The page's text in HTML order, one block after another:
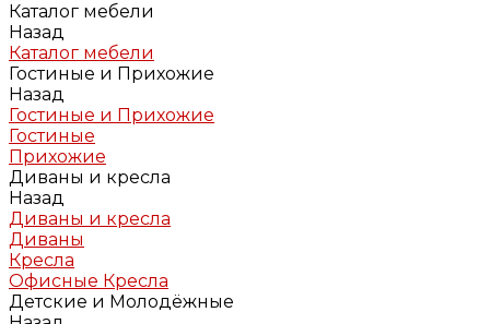
Каталог мебели
Назад
Каталог мебели
Гостиные и Прихожие
Назад
Гостиные и Прихожие
Гостиные
Прихожие
Диваны и кресла
Назад
Диваны и кресла
Диваны
Кресла
Офисные Кресла
Детские и Молодёжные